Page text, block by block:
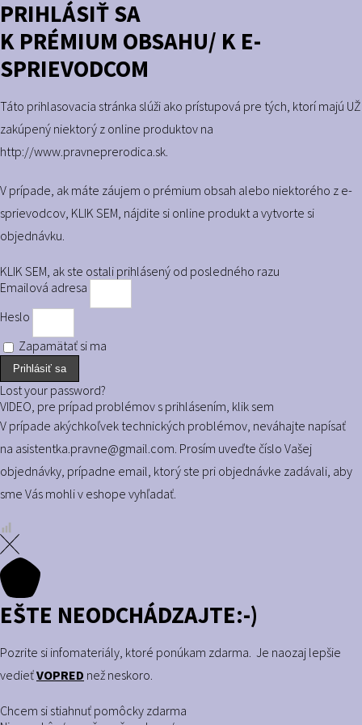
PRIHLÁSIŤ SA
K PRÉMIUM OBSAHU/ K E-
SPRIEVODCOM
Táto prihlasovacia stránka slúži ako prístupová pre tých, ktorí majú UŽ
zakúpený niektorý z online produktov na
http://www.pravneprerodica.sk.
V prípade, ak máte záujem o prémium obsah alebo niektorého z e-
sprievodcov, KLIK SEM, nájdite si online produkt a vytvorte si
objednávku.
KLIK SEM, ak ste ostali prihlásený od posledného razu
Emailová adresa
Heslo
Zapamätať si ma
Prihlásiť sa
Lost your password?
VIDEO, pre prípad problémov s prihlásením, klik sem
V prípade akýchkoľvek technických problémov, neváhajte napísať
na asistentka.pravne@gmail.com . Prosím uveďte číslo Vašej
objednávky, prípadne email, ktorý ste pri objednávke zadávali, aby
sme Vás mohli v eshope vyhľadať.
EŠTE NEODCHÁDZAJTE:-)
Pozrite si infomateriály, ktoré ponúkam zdarma. Je naozaj lepšie
vedieťVOPRED než neskoro.
Chcem si stiahnuť pomôcky zdarma